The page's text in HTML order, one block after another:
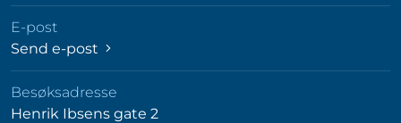
E-post
Send e-post
Besøksadresse
Henrik Ibsens gate 2